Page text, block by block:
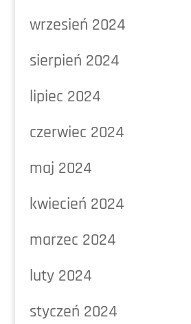
wrzesień 2024
sierpień 2024
lipiec 2024
czerwiec 2024
maj 2024
kwiecień 2024
marzec 2024
luty 2024
styczeń 2024